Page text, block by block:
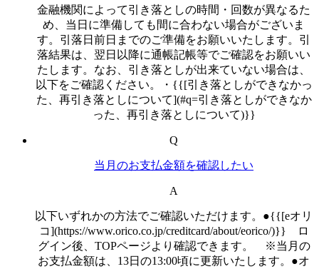
金融機関によって引き落としの時間・回数が異なるた
め、当日に準備しても間に合わない場合がございま
す。引落日前日までのご準備をお願いいたします。引
落結果は、翌日以降に通帳記帳等でご確認をお願いい
たします。なお、引き落としが出来ていない場合は、
以下をご確認ください。・{{[引き落としができなかっ
た、再引き落としについて](#q=引き落としができなか
った、再引き落としについて)}}
Q
当月のお支払金額を確認したい
A
以下いずれかの方法でご確認いただけます。●{{[eオリ
コ](https://www.orico.co.jp/creditcard/about/eorico/)}} ロ
グイン後、TOPページより確認できます。 ※当月の
お支払金額は、13日の13:00頃に更新いたします。●オ